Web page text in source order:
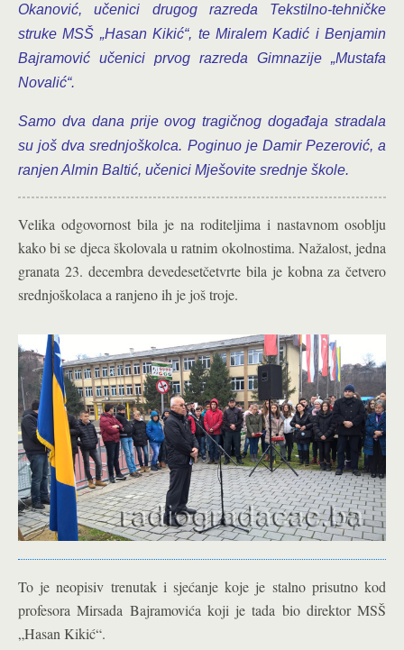
Okanović, učenici drugog razreda Tekstilno-tehničke
struke MSŠ „Hasan Kikić“, te Miralem Kadić i Benjamin
Bajramović učenici prvog razreda Gimnazije „Mustafa
Novalić“.
Samo dva dana prije ovog tragičnog događaja stradala
su još dva srednjoškolca. Poginuo je Damir Pezerović, a
ranjen Almin Baltić, učenici Mješovite srednje škole.
Velika odgovornost bila je na roditeljima i nastavnom osoblju
kako bi se djeca školovala u ratnim okolnostima. Nažalost, jedna
granata 23. decembra devedesetčetvrte bila je kobna za četvero
srednjoškolaca a ranjeno ih je još troje.
To je neopisiv trenutak i sjećanje koje je stalno prisutno kod
profesora Mirsada Bajramovića koji je tada bio direktor MSŠ
„Hasan Kikić“.